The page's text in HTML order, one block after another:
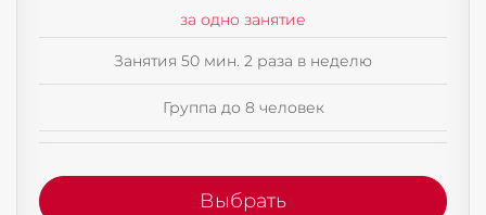
за одно занятие
Занятия 50 мин. 2 раза в неделю
Группа до 8 человек
Выбрать